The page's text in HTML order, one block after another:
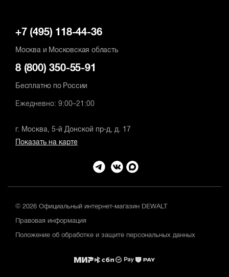
+7 (495) 118-44-36
Москва и Московская область
8 (800) 350-55-91
Бесплатно по России
Ежедневно: 9:00–21:00
г. Москва, 5-й Донской пр-д, д. 17
Показать на карте
© 2026 Официальный интернет-магазин DEWALT
Правовая информация
Положение об обработке и защите персональных данных